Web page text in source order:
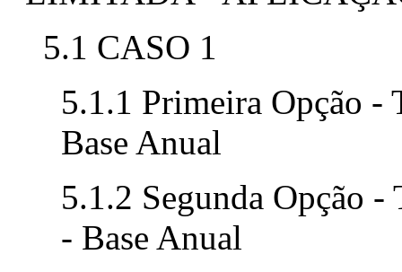
5.1 CASO 1
5.1.1 Primeira Opção -
Base Anual
5.1.2 Segunda Opção
- Base Anual